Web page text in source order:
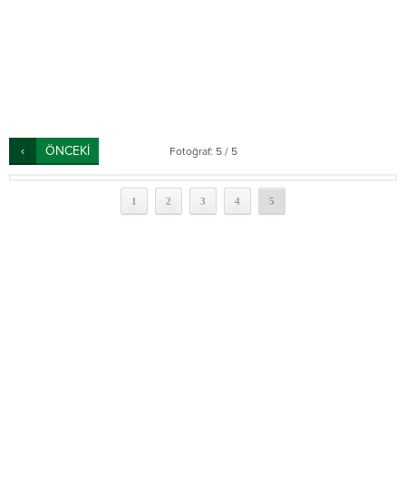
ÖNCEKİ Fotoğraf: 5 / 5
1 2 3 4 5